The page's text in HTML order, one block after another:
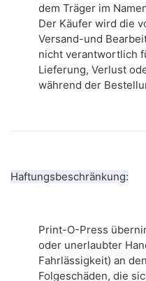
dem Träger im
Der Käufer wird die
Versand-und
nicht verantwortlich
Lieferung, Verlust
während der
Haftungsbeschränkung:
Print-O-Press
oder unerlaubter
Fahrlässigkeit) an
Folgeschäden, die